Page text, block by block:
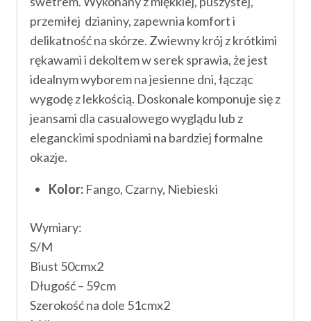
przemiłej dzianiny, zapewnia komfort i
delikatność na skórze. Zwiewny krój z krótkimi
rękawami i dekoltem w serek sprawia, że jest
idealnym wyborem na jesienne dni, łącząc
wygodę z lekkością. Doskonale komponuje się z
jeansami dla casualowego wyglądu lub z
eleganckimi spodniami na bardziej formalne
okazje.
Kolor: Fango, Czarny, Niebieski
Wymiary:
S/M
Biust 50cmx2
Długość – 59cm
Szerokość na dole 51cmx2